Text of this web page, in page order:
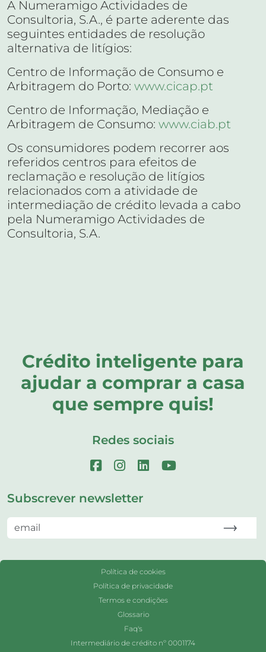
A Numeramigo Actividades de
Consultoria, S.A., é parte aderente das
seguintes entidades de resolução
alternativa de litígios:
Centro de Informação de Consumo e
Arbitragem do Porto: www.cicap.pt
Centro de Informação, Mediação e
Arbitragem de Consumo: www.ciab.pt
Os consumidores podem recorrer aos
referidos centros para efeitos de
reclamação e resolução de litígios
relacionados com a atividade de
intermediação de crédito levada a cabo
pela Numeramigo Actividades de
Consultoria, S.A.
Crédito inteligente para
ajudar a comprar a casa
que sempre quis!
Redes sociais
Subscrever newsletter
Política de cookies
Política de privacidade
Termos e condições
Glossario
Faq's
Intermediário de crédito nº 0001174